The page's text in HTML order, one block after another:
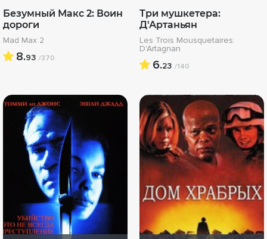
Безумный Макс 2: Воин
дороги
Mad Max 2
8.93 /370
Три мушкетера:
Д'Артаньян
Les Trois Mousquetaires:
D'Artagnan
6.23 /140